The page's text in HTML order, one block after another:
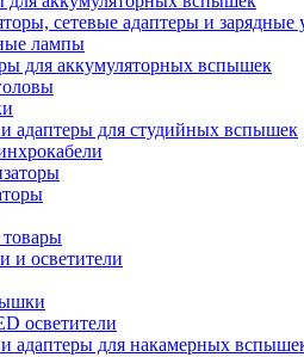
сетевые адаптеры и зарядные
лампы
для аккумуляторных вспышек
адаптеры для студийных вспышек
и осветители
осветители
адаптеры для накамерных